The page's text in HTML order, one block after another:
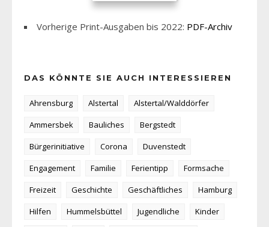
Vorherige Print-Ausgaben bis 2022: PDF-Archiv
DAS KÖNNTE SIE AUCH INTERESSIEREN
Ahrensburg Alstertal
Alstertal/Walddörfer
Ammersbek
Bauliches
Bergstedt
Bürgerinitiative
Corona
Duvenstedt
Engagement
Familie Ferientipp
Formsache
Freizeit
Geschichte Geschäftliches
Hamburg
Hilfen
Hummelsbüttel Jugendliche
Kinder